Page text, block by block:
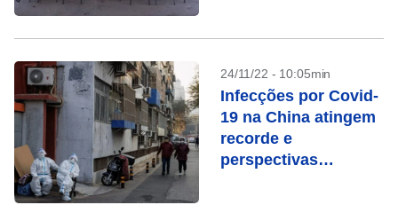
Cepal
24/11/22 - 10:05min
Infecções por Covid-
19 na China atingem
recorde e
perspectivas